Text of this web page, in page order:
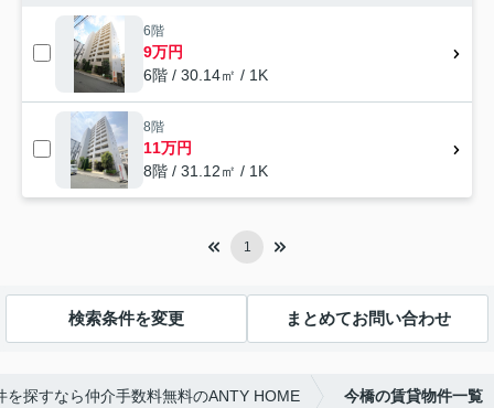
6階
9万円
6階 / 30.14㎡ / 1K
8階
11万円
8階 / 31.12㎡ / 1K
1
検索条件を変更 まとめてお問い合わせ
を探すなら仲介手数料無料のANTY HOME 今橋の賃貸物件一覧